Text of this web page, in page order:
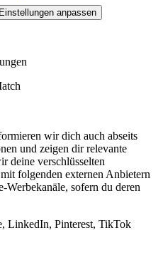
Einstellungen anpassen
wir dich auch abseits
und zeigen dir relevante
deine verschlüsselten
folgenden externen Anbietern
Werbekanäle, sofern du deren
LinkedIn, Pinterest, TikTok